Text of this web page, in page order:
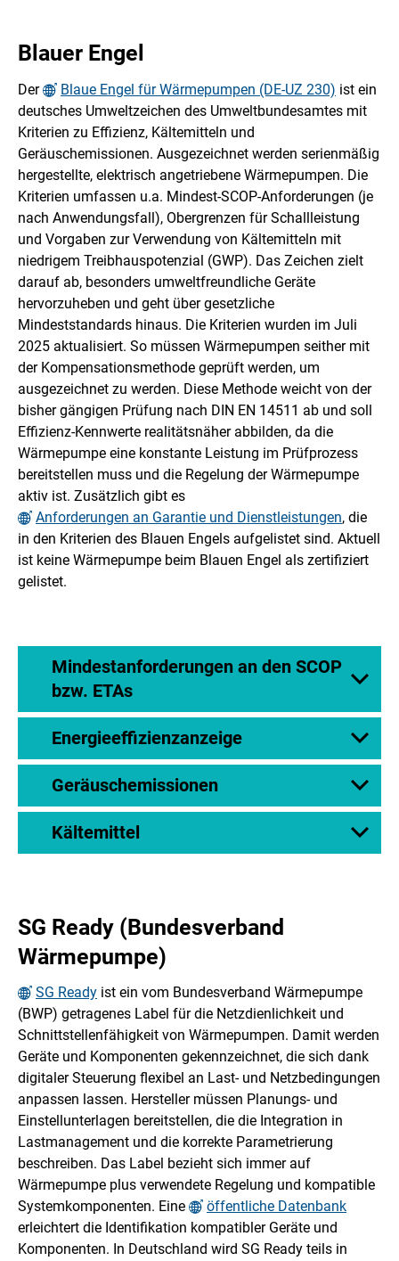
Blauer Engel
Der Blaue Engel für Wärmepumpen (DE-UZ 230) ist ein
deutsches Umweltzeichen des Umweltbundesamtes mit
Kriterien zu Effizienz, Kältemitteln und
Geräuschemissionen. Ausgezeichnet werden serienmäßig
hergestellte, elektrisch angetriebene Wärmepumpen. Die
Kriterien umfassen u.a. Mindest-SCOP-Anforderungen (je
nach Anwendungsfall), Obergrenzen für Schallleistung
und Vorgaben zur Verwendung von Kältemitteln mit
niedrigem Treibhauspotenzial (GWP). Das Zeichen zielt
darauf ab, besonders umweltfreundliche Geräte
hervorzuheben und geht über gesetzliche
Mindeststandards hinaus. Die Kriterien wurden im Juli
2025 aktualisiert. So müssen Wärmepumpen seither mit
der Kompensationsmethode geprüft werden, um
ausgezeichnet zu werden. Diese Methode weicht von der
bisher gängigen Prüfung nach DIN EN 14511 ab und soll
Effizienz-Kennwerte realitätsnäher abbilden, da die
Wärmepumpe eine konstante Leistung im Prüfprozess
bereitstellen muss und die Regelung der Wärmepumpe
aktiv ist. Zusätzlich gibt es
Anforderungen an Garantie und Dienstleistungen, die
in den Kriterien des Blauen Engels aufgelistet sind. Aktuell
ist keine Wärmepumpe beim Blauen Engel als zertifiziert
gelistet.
Mindestanforderungen an den SCOP
bzw. ETAs
Energieeffizienzanzeige
Geräuschemissionen
Kältemittel
SG Ready (Bundesverband
Wärmepumpe)
SG Ready ist ein vom Bundesverband Wärmepumpe
(BWP) getragenes Label für die Netzdienlichkeit und
Schnittstellenfähigkeit von Wärmepumpen. Damit werden
Geräte und Komponenten gekennzeichnet, die sich dank
digitaler Steuerung flexibel an Last- und Netzbedingungen
anpassen lassen. Hersteller müssen Planungs- und
Einstellunterlagen bereitstellen, die die Integration in
Lastmanagement und die korrekte Parametrierung
beschreiben. Das Label bezieht sich immer auf
Wärmepumpe plus verwendete Regelung und kompatible
Systemkomponenten. Eine
öffentliche Datenbank
erleichtert die Identifikation kompatibler Geräte und
Komponenten. In Deutschland wird SG Ready teils in